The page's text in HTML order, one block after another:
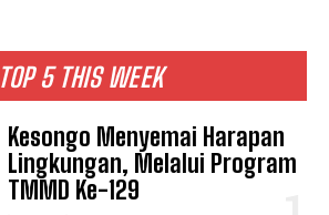
TOP 5 THIS WEEK
Kesongo Menyemai Harapan
Lingkungan, Melalui Program
TMMD Ke-129